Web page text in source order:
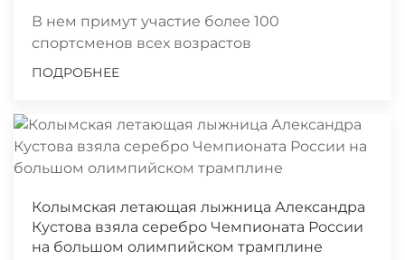
В нем примут участие более 100
спортсменов всех возрастов
ПОДРОБНЕЕ
Колымская летающая лыжница Александра
Кустова взяла серебро Чемпионата России
на большом олимпийском трамплине